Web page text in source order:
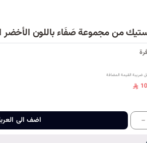
ك
ي
ع
ر
من مجموعة صَفَاء باللون الأخضر
ضريبة القيمة المضافة
- اضف الى